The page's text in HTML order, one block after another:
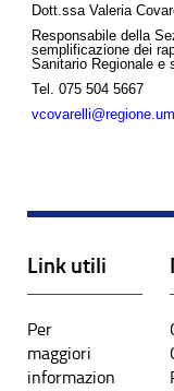
Dott.ssa Valeria
Responsabile della
semplificazione dei
Sanitario Regionale e
Tel.
075 504 5667
Link utili
Per
maggiori
informazion